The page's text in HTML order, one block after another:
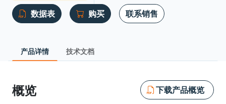
数据表
购买 联系销售
产品详情 技术文档
概览 下载产品概览